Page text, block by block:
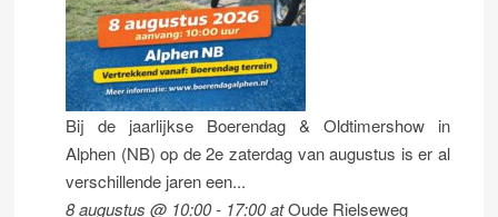
Bij de jaarlijkse Boerendag & Oldtimershow in
Alphen (NB) op de 2e zaterdag van augustus is er al
verschillende jaren een...
8 augustus @ 10:00- 17:00atOude Rielseweg